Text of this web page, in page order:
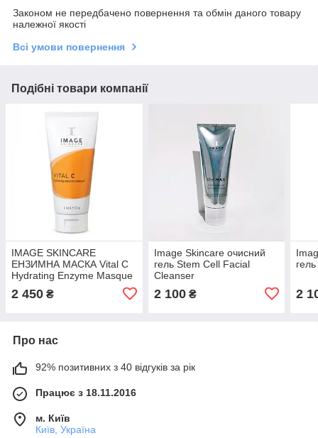
Законом не передбачено повернення та обмін даного товару
належної якості
Всі умови повернення
Подібні товари компанії
IMAGE SKINCARE
ЕНЗИМНА МАСКА Vital C
Hydrating Enzyme Masque
2 450 ₴
Image Skincare очисний
гель Stem Cell Facial
Cleanser
2 100₴ 2
Про нас
92% позитивних з 40 відгуків за рік
Працює з 18.11.2016
м. Київ
Київ, Україна